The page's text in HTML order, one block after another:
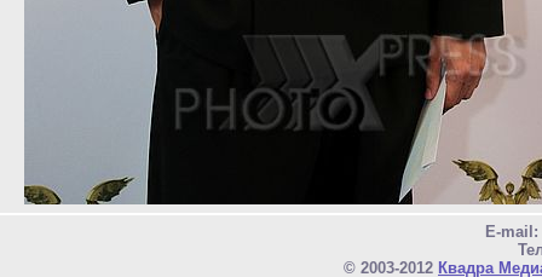
E-mail:
© 2003-2012 Квадра